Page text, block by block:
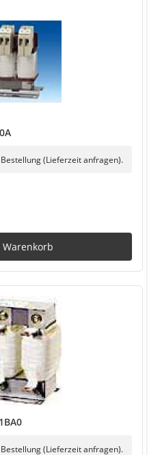
(Lieferzeit anfragen).
(Lieferzeit anfragen).